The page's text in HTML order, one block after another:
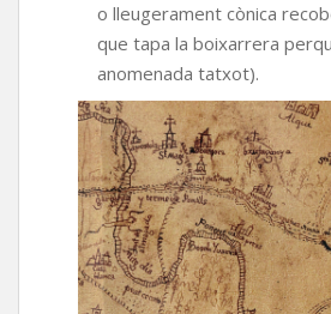
o lleugerament cònica
que tapa la boixarrera
anomenada tatxot).